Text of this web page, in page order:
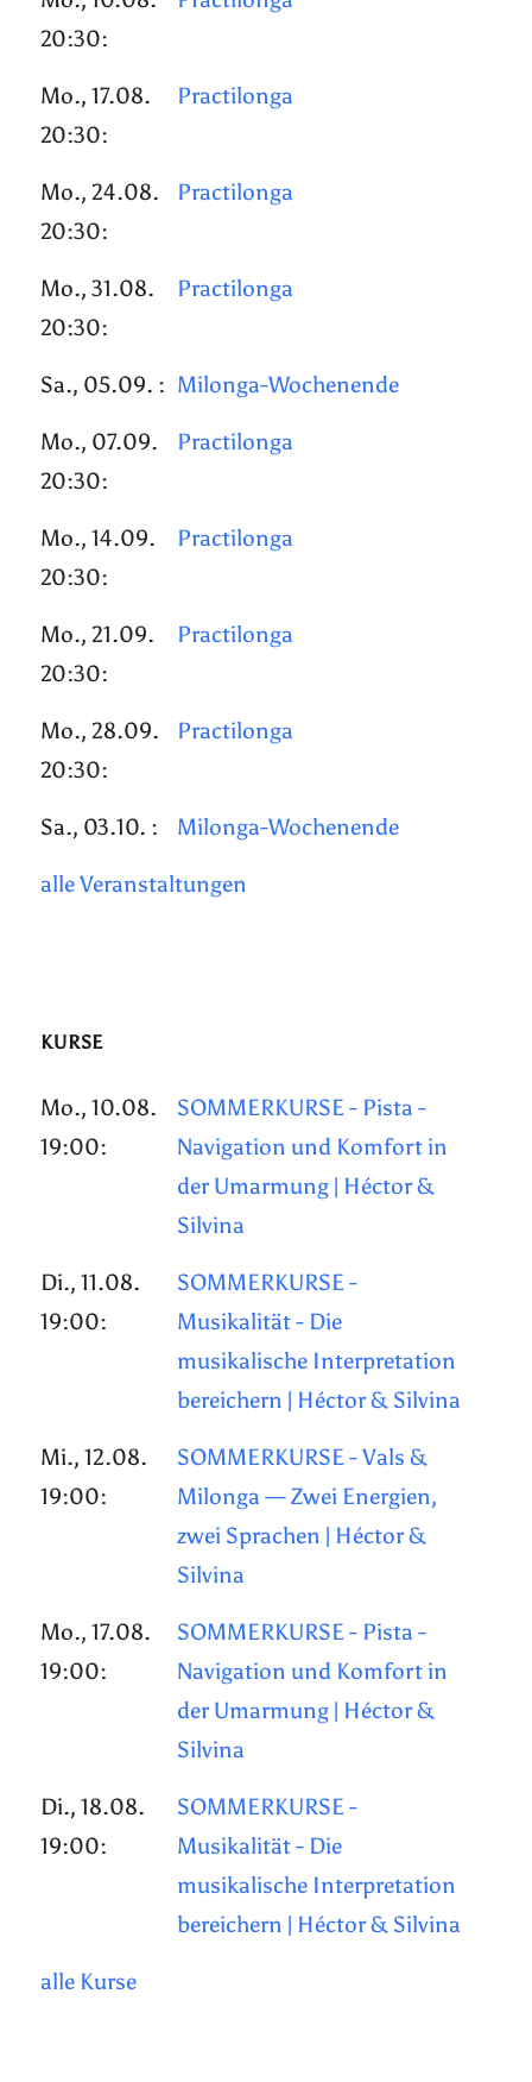
20:30:
Mo., 17.08.
20:30:
Practilonga
Mo., 24.08.
20:30:
Practilonga
Mo., 31.08.
20:30:
Practilonga
Sa., 05.09. : Milonga-Wochenende
Mo., 07.09.
20:30:
Practilonga
Mo., 14.09.
20:30:
Practilonga
Mo., 21.09.
20:30:
Practilonga
Mo., 28.09.
20:30:
Practilonga
Sa., 03.10. : Milonga-Wochenende
alle Veranstaltungen
KURSE
Mo., 10.08.
19:00:
SOMMERKURSE - Pista -
Navigation und Komfort in
der Umarmung | Héctor &
Silvina
Di., 11.08.
19:00:
SOMMERKURSE -
Musikalität - Die
musikalische Interpretation
bereichern | Héctor & Silvina
Mi., 12.08.
19:00:
SOMMERKURSE - Vals &
Milonga — Zwei Energien,
zwei Sprachen | Héctor &
Silvina
Mo., 17.08.
19:00:
SOMMERKURSE - Pista -
Navigation und Komfort in
der Umarmung | Héctor &
Silvina
Di., 18.08.
19:00:
SOMMERKURSE -
Musikalität - Die
musikalische Interpretation
bereichern | Héctor & Silvina
alle Kurse